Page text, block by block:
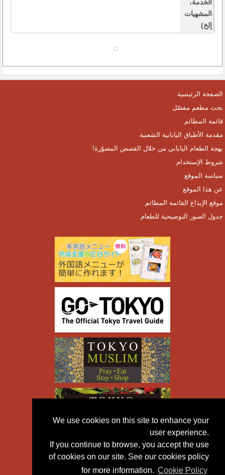
We use cookies on this site to enhance your
user experience.
If you continue to browse, you accept the use
of cookies on our site. See our cookies policy
for more information. Cookie Policy
الخدمة،
المشهيات
إلخ)
الصفحة الرئيسية
بحث مطعم مفصّل
قائمة المطائم
مقدمة الأطباق اليابانية الشعبية
بهجة الطعام الياباني من خلال القصص المصوّرة!
شروط الإستخدام
سياسة الموقع
عن هذا الموقع
موقع الإيداع القائمة المطائم
جدول الصور التوضيحية للطعام